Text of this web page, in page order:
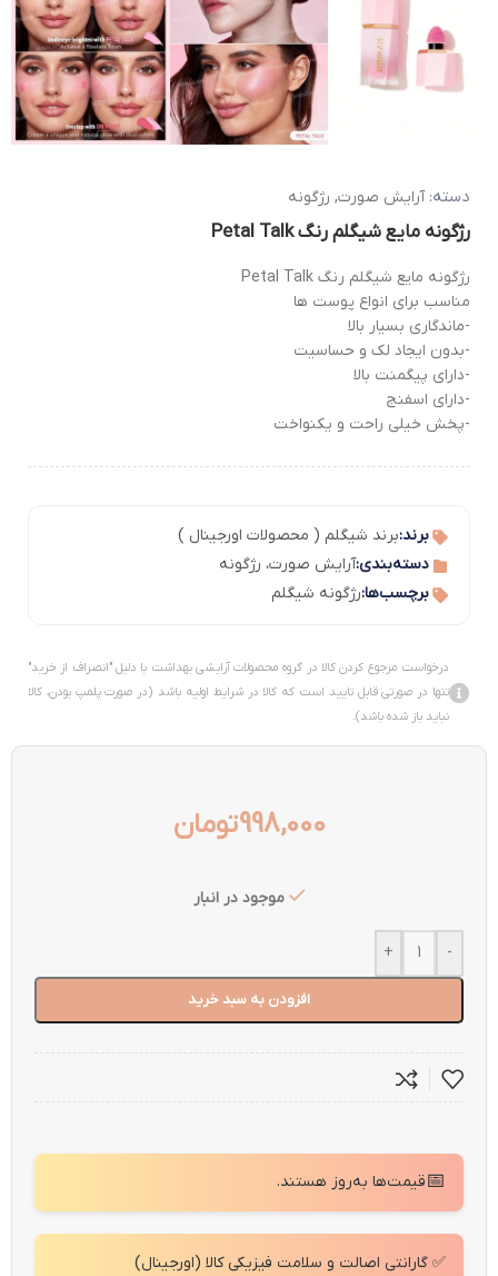
دسته: آرایش صورت, رژگونه
رژگونه مایع شیگلم رنگ Petal Talk
رژگونه مایع شیگلم رنگ Petal Talk
مناسب برای انواع پوست ها
-ماندگاری بسیار بالا
-بدون ایجاد لک و حساسیت
-دارای پیگمنت بالا
-دارای اسفنج
-پخش خیلی راحت و یکنواخت
برند:برند شیگلم ( محصولات اورجینال )
دسته‌بندی:آرایش صورت، رژگونه
برچسب‌ها:رژگونه شیگلم
درخواست مرجوع کردن کالا در گروه محصولات آرایشی بهداشت با دلیل "انصراف از خرید"
تنها در صورتی قابل تایید است که کالا در شرایط اولیه باشد (در صورت پلمپ بودن، کالا
نباید باز شده باشد).
998,000تومان
موجود در انبار
-
+
افزودن به سبد خرید
📅قیمت‌ها به‌روز هستند.
✅ گارانتی اصالت و سلامت فیزیکی کالا (اورجینال)